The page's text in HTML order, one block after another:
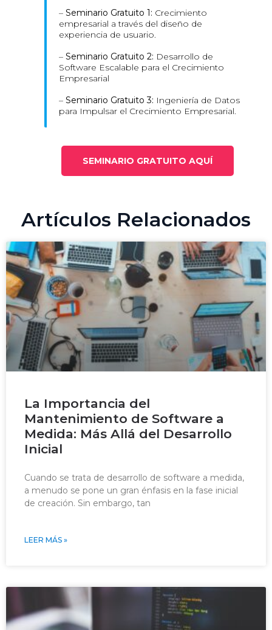
–Seminario Gratuito 1: Crecimiento
empresarial a través del diseño de
experiencia de usuario.
–Seminario Gratuito 2: Desarrollo de
Software Escalable para el Crecimiento
Empresarial
–Seminario Gratuito 3: Ingeniería de Datos
para Impulsar el Crecimiento Empresarial.
SEMINARIO GRATUITO AQUÍ
Artículos Relacionados
La Importancia del
Mantenimiento de Software a
Medida: Más Allá del Desarrollo
Inicial
Cuando se trata de desarrollo de software a medida,
a menudo se pone un gran énfasis en la fase inicial
de creación. Sin embargo, tan
LEER MÁS »